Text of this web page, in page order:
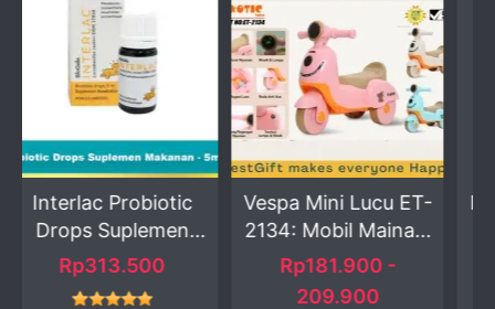
Vespa Mini Lucu ET-
2134: Mobil Maina...
Rp181.900 -
209.900
Paket Perlengkapan
Bayi Baru Lahir L...
Rp114.000 -
261.661